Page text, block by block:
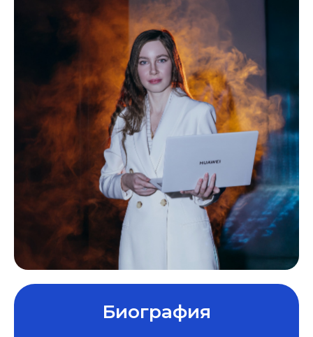
Биография